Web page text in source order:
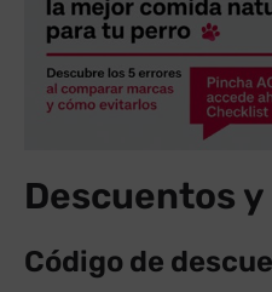
Descuentos
Código de